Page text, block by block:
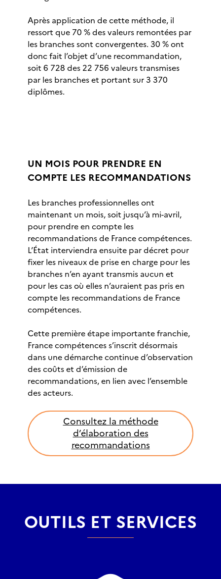
Après application de cette méthode, il
ressort que 70 % des valeurs remontées par
les branches sont convergentes. 30 % ont
donc fait l’objet d’une recommandation,
soit 6 728 des 22 756 valeurs transmises
par les branches et portant sur 3 370
diplômes.
UN MOIS POUR PRENDRE EN
COMPTE LES RECOMMANDATIONS
Les branches professionnelles ont
maintenant un mois, soit jusqu’à mi-avril,
pour prendre en compte les
recommandations de France compétences.
L’État interviendra ensuite par décret pour
fixer les niveaux de prise en charge pour les
branches n’en ayant transmis aucun et
pour les cas où elles n’auraient pas pris en
compte les recommandations de France
compétences.
Cette première étape importante franchie,
France compétences s’inscrit désormais
dans une démarche continue d’observation
des coûts et d’émission de
recommandations, en lien avec l’ensemble
des acteurs.
Consultez la méthode
d’élaboration des
recommandations
OUTILS ET SERVICES